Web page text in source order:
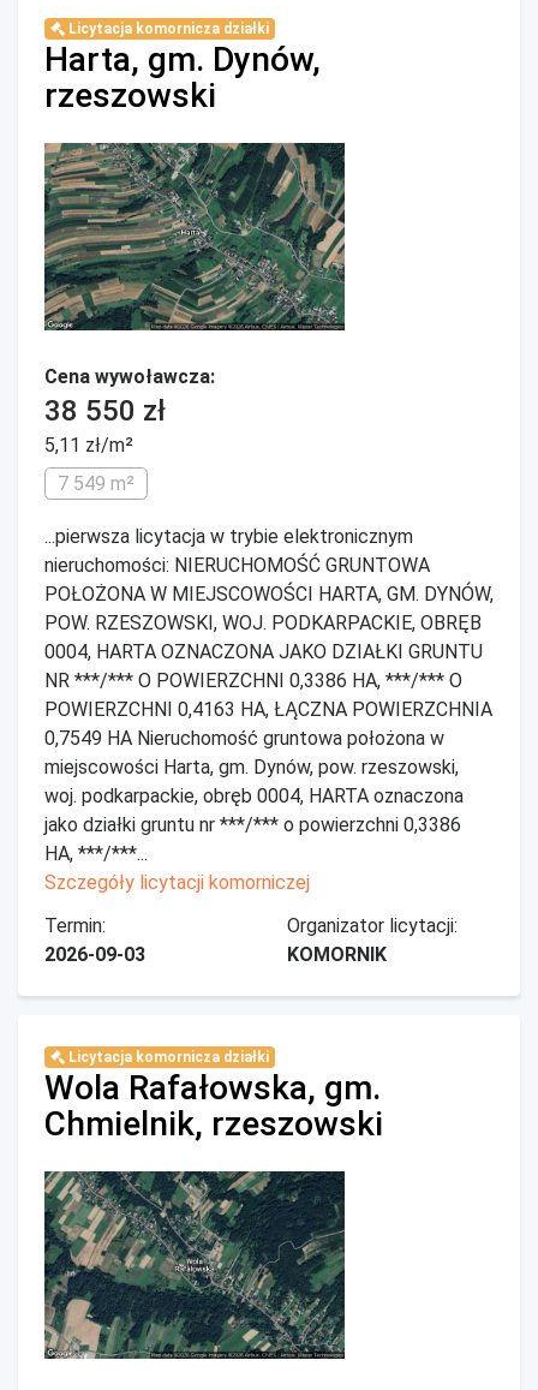
Licytacja komornicza działki
Harta, gm. Dynów,
rzeszowski
Cena wywoławcza:
38 550 zł
5,11 zł/m²
7 549 m²
...pierwsza licytacja w trybie elektronicznym
nieruchomości: NIERUCHOMOŚĆ GRUNTOWA
POŁOŻONA W MIEJSCOWOŚCI HARTA, GM. DYNÓW,
POW. RZESZOWSKI, WOJ. PODKARPACKIE, OBRĘB
0004, HARTA OZNACZONA JAKO DZIAŁKI GRUNTU
NR ***/*** O POWIERZCHNI 0,3386 HA, ***/*** O
POWIERZCHNI 0,4163 HA, ŁĄCZNA POWIERZCHNIA
0,7549 HA Nieruchomość gruntowa położona w
miejscowości Harta, gm. Dynów, pow. rzeszowski,
woj. podkarpackie, obręb 0004, HARTA oznaczona
jako działki gruntu nr ***/*** o powierzchni 0,3386
HA, ***/***...
Szczegóły licytacji komorniczej
Termin:
2026-09-03
Organizator licytacji:
KOMORNIK
Licytacja komornicza działki
Wola Rafałowska, gm.
Chmielnik, rzeszowski